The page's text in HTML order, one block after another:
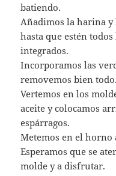
batiendo.
Añadimos la harina
hasta que estén
integrados.
Incorporamos las
removemos bien todo.
Vertemos en los
aceite y colocamos
espárragos.
Metemos en el horno
Esperamos que se
molde y a disfrutar.